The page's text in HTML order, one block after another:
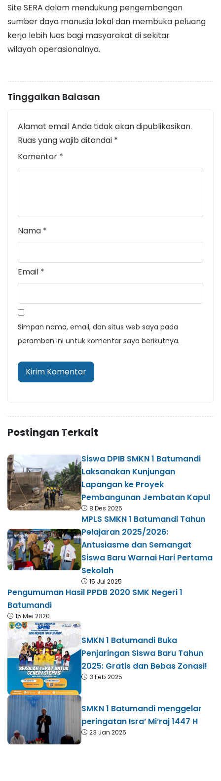
Site SERA dalam mendukung pengembangan
sumber daya manusia lokal dan membuka peluang
kerja lebih luas bagi masyarakat di sekitar
wilayah operasionalnya.
Tinggalkan Balasan
Alamat email Anda tidak akan dipublikasikan.
Ruas yang wajib ditandai *
Komentar *
Nama *
Email *
Simpan nama, email, dan situs web saya pada
peramban ini untuk komentar saya berikutnya.
Postingan Terkait
Siswa DPIB SMKN 1 Batumandi
Laksanakan Kunjungan
Lapangan ke Proyek
Pembangunan Jembatan Kapul
8 Des 2025
MPLS SMKN 1 Batumandi Tahun
Pelajaran 2025/2026:
Antusiasme dan Semangat
Siswa Baru Warnai Hari Pertama
Sekolah
15 Jul 2025
Pengumuman Hasil PPDB 2020 SMK Negeri 1
Batumandi
15 Mei 2020
SMKN 1 Batumandi Buka
Penjaringan Siswa Baru Tahun
2025: Gratis dan Bebas Zonasi!
3 Feb 2025
SMKN 1 Batumandi menggelar
peringatan Isra’ Mi’raj 1447 H
23 Jan 2025